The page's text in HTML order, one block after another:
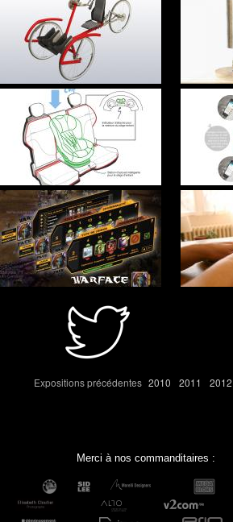
Expositions précédentes 2010 2011 2012
Merci à nos commanditaires :